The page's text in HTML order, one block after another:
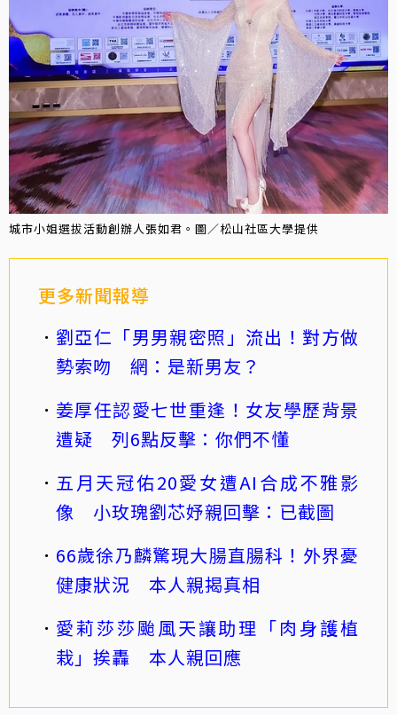
城市小姐選拔活動創辦人張如君。圖／松山社區大學提供
更多新聞報導
劉亞仁「男男親密照」流出！對方做
勢索吻 網：是新男友？
姜厚任認愛七世重逢！女友學歷背景
遭疑 列6點反擊：你們不懂
五月天冠佑20愛女遭AI合成不雅影
像 小玫瑰劉芯妤親回擊：已截圖
66歲徐乃麟驚現大腸直腸科！外界憂
健康狀況 本人親揭真相
愛莉莎莎颱風天讓助理「肉身護植
栽」挨轟 本人親回應